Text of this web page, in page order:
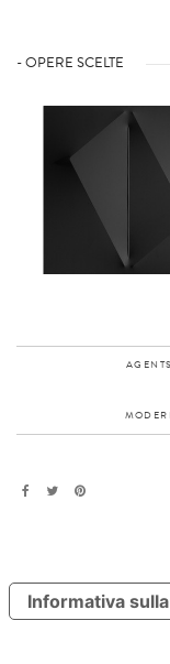
- OPERE SCELTE
Informativa